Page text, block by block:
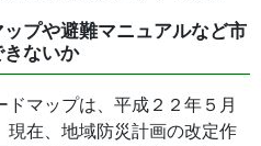
プや避難マニュアルなど市
きないか
マップは、平成２２年５月
現在、地域防災計画の改定作